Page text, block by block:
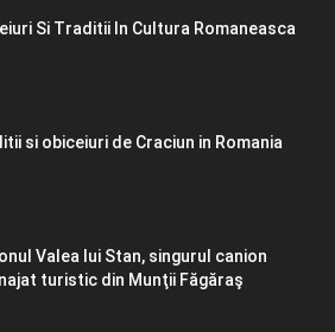
Si Traditii In Cultura Romaneasca
si obiceiuri de Craciun in Romania
Valea lui Stan, singurul canion
turistic din Munţii Făgăraş